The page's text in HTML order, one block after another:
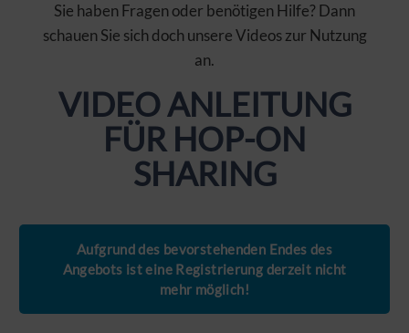
Sie haben Fragen oder benötigen Hilfe? Dann
schauen Sie sich doch unsere Videos zur Nutzung
an.
VIDEO ANLEITUNG
FÜR HOP-ON
SHARING
Aufgrund des bevorstehenden Endes des
Angebots ist eine Registrierung derzeit nicht
mehr möglich!